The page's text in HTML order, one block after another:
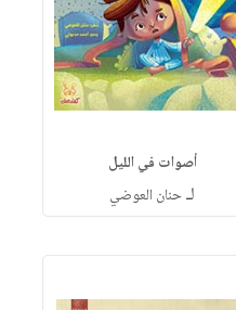
أصوات في الليل
لـحنان العوضي